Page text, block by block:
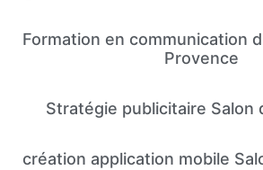
Formation en communication
Provence
Stratégie publicitaire Salon
création application mobile